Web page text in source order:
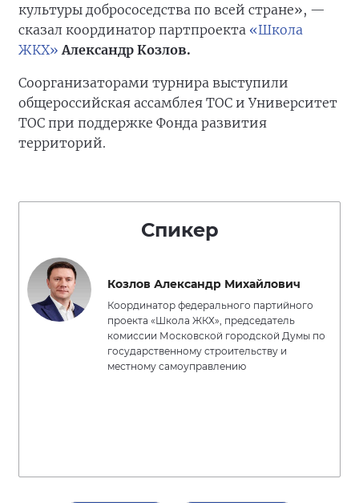
культуры добрососедства по всей стране», —
сказал координатор партпроекта «Школа
ЖКХ» Александр Козлов.
Соорганизаторами турнира выступили
общероссийская ассамблея ТОС и Университет
ТОС при поддержке Фонда развития
территорий.
Спикер
Козлов Александр Михайлович
Координатор федерального партийного
проекта «Школа ЖКХ», председатель
комиссии Московской городской Думы по
государственному строительству и
местному самоуправлению